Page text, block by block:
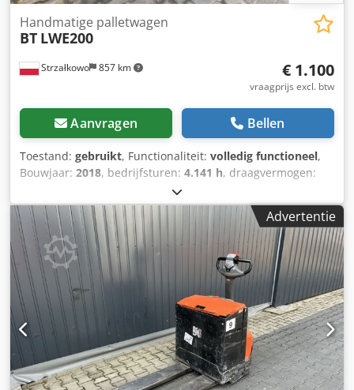
Strzałkowo 857 km
Handmatige palletwagen
BT LWE200
€ 1.100
vraagprijs excl. btw
Aanvragen Bellen
Toestand: gebruikt, Functionaliteit: volledig functioneel,
Bouwjaar: 2018, bedrijfsturen: 4.141 h, draagvermogen:
elektrisch
Lage heftruck Staat: Klaar voor gebruik en volledig
functioneel Cjdpfx Agozf Tl Uomjrf Technische staat: goed
Batterijvoltage: 24V
Advertentie